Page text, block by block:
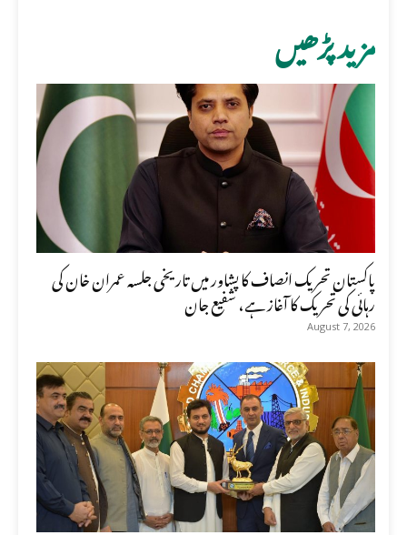
مزید پڑھیں
پاکستان تحریک انصاف کا پشاور میں تاریخی جلسہ عمران خان کی
رہائی کی تحریک کا آغاز ہے، شفیع جان
August 7, 2026